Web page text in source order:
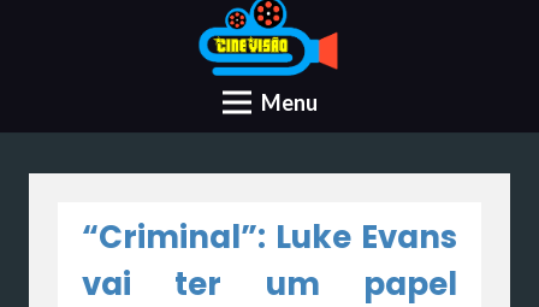
Menu
“Criminal”: Luke Evans
vai ter um papel